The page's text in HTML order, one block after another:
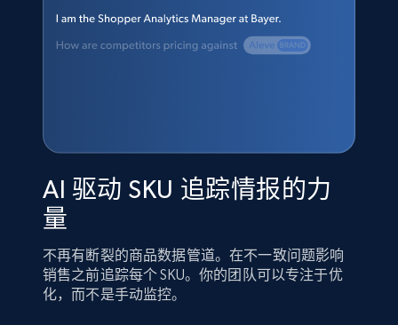
AI 驱动 SKU 追踪情报的力
量
不再有断裂的商品数据管道。在不一致问题影响
销售之前追踪每个 SKU。你的团队可以专注于优
化，而不是手动监控。